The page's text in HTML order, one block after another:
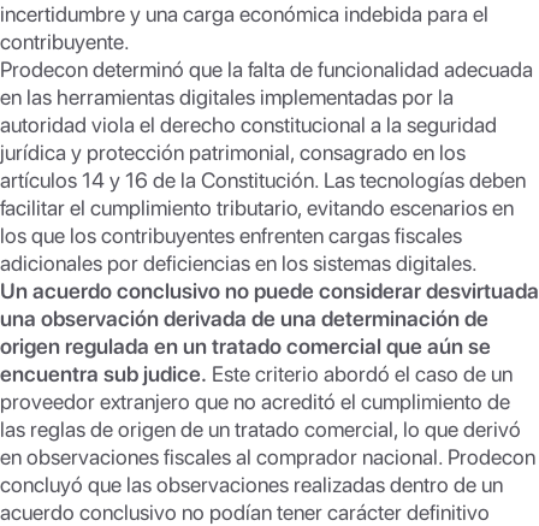
incertidumbre y una carga económica indebida para el
contribuyente.
Prodecon determinó que la falta de funcionalidad adecuada
en las herramientas digitales implementadas por la
autoridad viola el derecho constitucional a la seguridad
jurídica y protección patrimonial, consagrado en los
artículos 14 y 16 de la Constitución. Las tecnologías deben
facilitar el cumplimiento tributario, evitando escenarios en
los que los contribuyentes enfrenten cargas fiscales
adicionales por deficiencias en los sistemas digitales.
Un acuerdo conclusivo no puede considerar desvirtuada
una observación derivada de una determinación de
origen regulada en un tratado comercial que aún se
encuentra sub judice. Este criterio abordó el caso de un
proveedor extranjero que no acreditó el cumplimiento de
las reglas de origen de un tratado comercial, lo que derivó
en observaciones fiscales al comprador nacional. Prodecon
concluyó que las observaciones realizadas dentro de un
acuerdo conclusivo no podían tener carácter definitivo